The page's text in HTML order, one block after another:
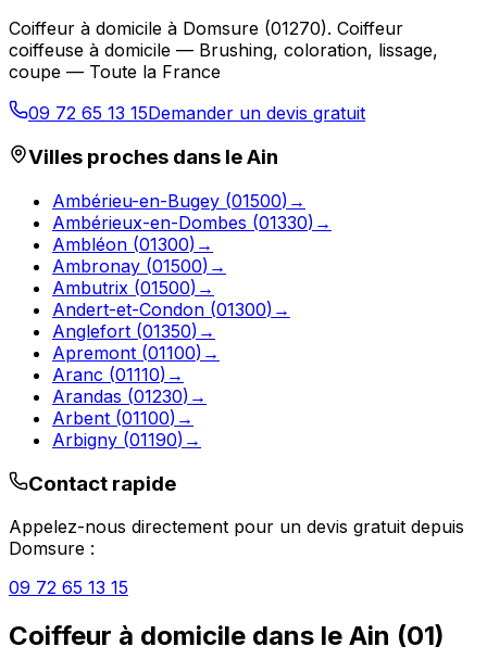
Coiffeur à domicile à Domsure (01270). Coiffeur
coiffeuse à domicile — Brushing, coloration, lissage,
coupe — Toute la France
09 72 65 13 15Demander un devis gratuit
Villes proches dans leAin
Ambérieu-en-Bugey (01500) →
Ambérieux-en-Dombes (01330) →
Ambléon (01300) →
Ambronay (01500) →
Ambutrix (01500) →
Andert-et-Condon (01300) →
Anglefort (01350) →
Apremont (01100) →
Aranc (01110) →
Arandas (01230) →
Arbent (01100) →
Arbigny (01190) →
Contact rapide
Appelez-nous directement pour un devis gratuit depuis
Domsure :
09 72 65 13 15
Coiffeur à domicile dans le Ain (01)